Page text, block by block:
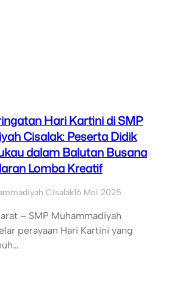
Hari Kartini di SMP
Cisalak: Peserta Didik
dalam Balutan Busana
Lomba Kreatif
Cisalak16 Mei 2025
– SMP Muhammadiyah
perayaan Hari Kartini yang